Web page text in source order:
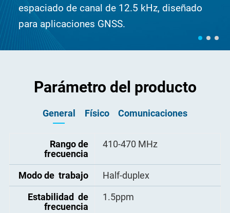
espaciado de canal de 12.5 kHz, diseñado
para aplicaciones GNSS.
Parámetro del producto
General Físico Comunicaciones
Rango de
frecuencia
410-470 MHz
Modo de trabajo
Half-duplex
Estabilidad de
frecuencia
1.5ppm
Tamaño (con
conector)
30×30×3mm
Peso
8 g
Fuente de
alimentación
+3.3V ~ +3.6V CC
Interfaz de E/S
LGA 2×22 pines, paso de pin
Interfaz DTE-DCE
1.27mm 3 × LVCMOS 3.3V
Interfaz de antena
Conector hembra IPEX